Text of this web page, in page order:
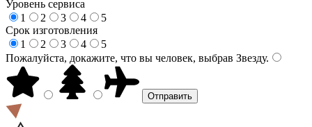
Уровень сервиса
1
2 3 4
5
Срок изготовления
1
2 3 4
5
Пожалуйста, докажите, что вы человек, выбрав Звезду.